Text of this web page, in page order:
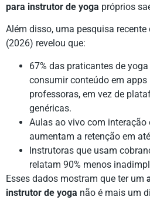
para instrutor de yoga próprios
Além disso, uma pesquisa recente
(2026) revelou que:
67% das praticantes de
consumir conteúdo em apps
professoras, em vez de
genéricas.
Aulas ao vivo com interação
aumentam a retenção em
Instrutoras que usam
relatam 90% menos
Esses dados mostram que ter um
instrutor de yoga não é mais um